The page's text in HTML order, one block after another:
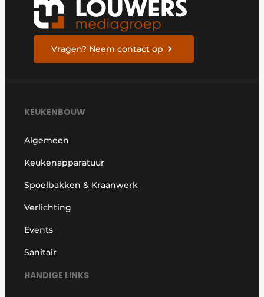
Vragen? Neem contact op
KEUKENBOUW
Algemeen
Keukenapparatuur
Spoelbakken & Kraanwerk
Verlichting
Events
Sanitair
HANDIGE LINKS